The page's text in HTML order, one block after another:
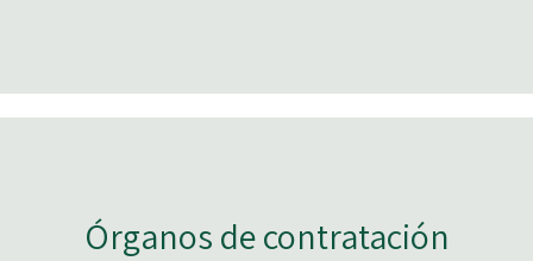
Órganos de contratación